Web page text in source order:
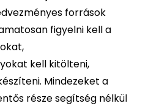
források
figyelni kell a
kell kitölteni,
Mindezeket a
része segítség nélkül